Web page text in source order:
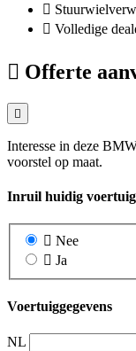
Volledige
Offerte
Interesse in deze
voorstel op maat.
Inruil huidig voertuig
Nee
Ja
Voertuiggegevens
NL